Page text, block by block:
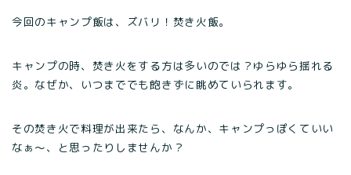
今回のキャンプ飯は、ズバリ！焚き火飯。
キャンプの時、焚き火をする方は多いのでは？ゆらゆら揺れる
炎。なぜか、いつまででも飽きずに眺めていられます。
その焚き火で料理が出来たら、なんか、キャンプっぽくていい
なぁ～、と思ったりしませんか？